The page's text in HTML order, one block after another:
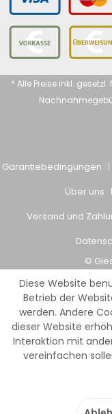
* Alle Preise inkl.
Garantiebedingungen
Über uns
Versand und
©
Diese Website
Betrieb der
werden. Andere
dieser Website
Interaktion mit
vereinfachen